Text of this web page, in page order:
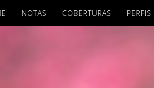
NOTAS COBERTURAS PERFIS